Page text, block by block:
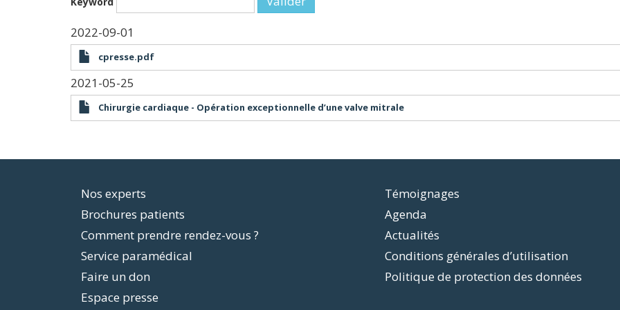
2022-09-01
cpresse.pdf
2021-05-25
Chirurgie cardiaque - Opération exceptionnelle d’une valve mitrale
Footer
menu
Nos experts
Brochures patients
Comment prendre rendez-vous ?
Service paramédical
Faire un don
Espace presse
Témoignages
Agenda
Actualités
Conditions générales d’utilisation
Politique de protection des données